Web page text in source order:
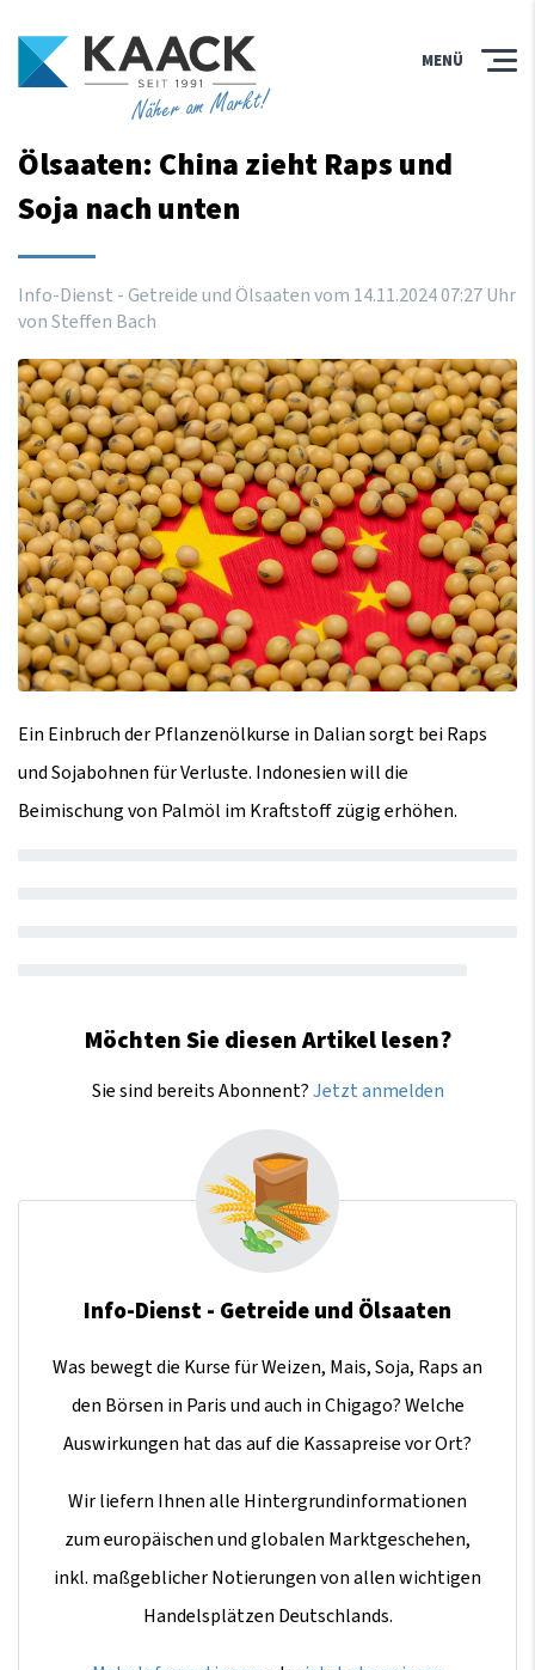
Näher am Markt!
MENÜ
Ölsaaten: China zieht Raps und
Soja nach unten
Info-Dienst - Getreide und Ölsaaten vom 14.11.202407:27Uhr
von Steffen Bach
Ein Einbruch der Pflanzenölkurse in Dalian sorgt bei Raps
und Sojabohnen für Verluste. Indonesien will die
Beimischung von Palmöl im Kraftstoff zügig erhöhen.
Möchten Sie diesen Artikel lesen?
Sie sind bereits Abonnent?Jetzt anmelden
Info-Dienst - Getreide und Ölsaaten
Was bewegt die Kurse für Weizen, Mais, Soja, Raps an
den Börsen in Paris und auch in Chigago? Welche
Auswirkungen hat das auf die Kassapreise vor Ort?
Wir liefern Ihnen alle Hintergrundinformationen
zum europäischen und globalen Marktgeschehen,
inkl. maßgeblicher Notierungen von allen wichtigen
Handelsplätzen Deutschlands.